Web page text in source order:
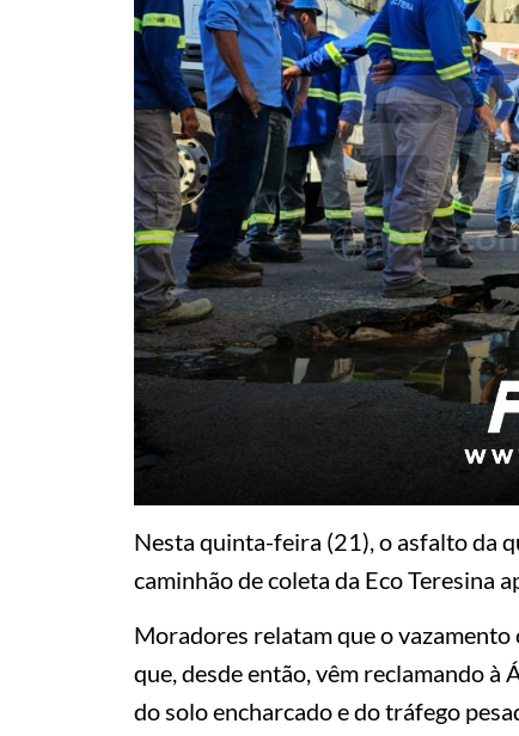
Nesta quinta-feira (21), o asfalto da
caminhão de coleta da Eco Teresina
Moradores relatam que o vazamento
que, desde então, vêm reclamando à
do solo encharcado e do tráfego